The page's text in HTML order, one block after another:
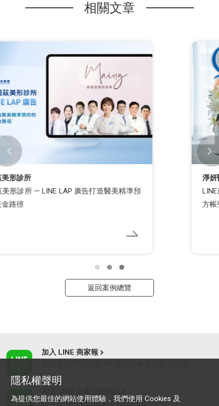
相關文章
淨妍醫美
LINE商家俱樂部助攻！淨妍醫美精彩操盤18個官
返回案例總覽
加入 LINE 商家報
為企業客戶提供最新市場趨勢, 應用與案例
隱私權聲明
為提供您最佳的網站使用體驗，我們使用 Cookies 及